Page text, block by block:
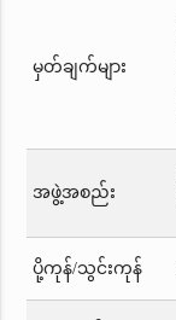
မှတ်ချက်များ
အဖွဲ့အစည်း
ပို့ကုန်/သွင်းကုန်